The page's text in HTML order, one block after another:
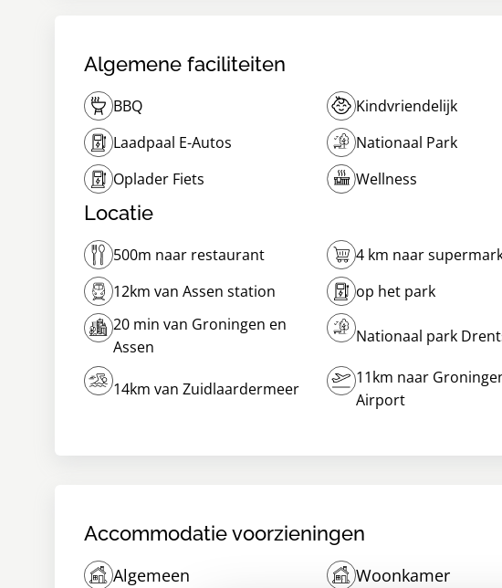
Algemene faciliteiten
BBQ
Kindvriendelijk
Laadpaal E-Autos
Nationaal Park
Oplader Fiets
Wellness
Locatie
500m naar restaurant
4 km naar
12km van Assen station
op het park
20 min van Groningen en
Assen
Nationaal park
14km van Zuidlaardermeer
11km naar
Airport
Accommodatie voorzieningen
Algemeen Woonkamer